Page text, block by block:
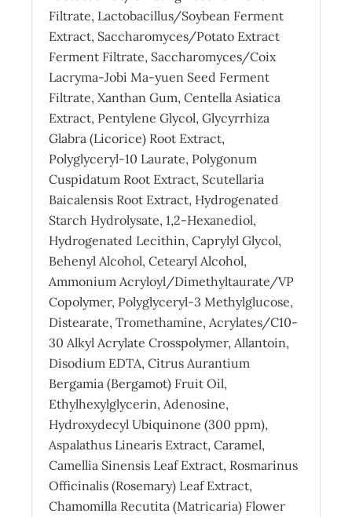
Filtrate, Lactobacillus/Soybean Ferment
Extract, Saccharomyces/Potato Extract
Ferment Filtrate, Saccharomyces/Coix
Lacryma-Jobi Ma-yuen Seed Ferment
Filtrate, Xanthan Gum, Centella Asiatica
Extract, Pentylene Glycol, Glycyrrhiza
Glabra (Licorice) Root Extract,
Polyglyceryl-10 Laurate, Polygonum
Cuspidatum Root Extract, Scutellaria
Baicalensis Root Extract, Hydrogenated
Starch Hydrolysate, 1,2-Hexanediol,
Hydrogenated Lecithin, Caprylyl Glycol,
Behenyl Alcohol, Cetearyl Alcohol,
Ammonium Acryloyl/Dimethyltaurate/VP
Copolymer, Polyglyceryl-3 Methylglucose,
Distearate, Tromethamine, Acrylates/C10-
30 Alkyl Acrylate Crosspolymer, Allantoin,
Disodium EDTA, Citrus Aurantium
Bergamia (Bergamot) Fruit Oil,
Ethylhexylglycerin, Adenosine,
Hydroxydecyl Ubiquinone (300 ppm),
Aspalathus Linearis Extract, Caramel,
Camellia Sinensis Leaf Extract, Rosmarinus
Officinalis (Rosemary) Leaf Extract,
Chamomilla Recutita (Matricaria) Flower